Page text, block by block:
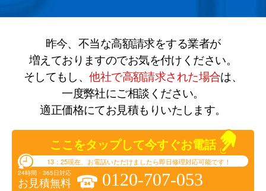
昨今、不当な高額請求をする業者が
増えておりますのでお気を付けください。
そしてもし、他社で高額請求された場合は、
一度弊社にご相談ください。
適正価格にてお見積もりいたします。
ここをタップして今すぐお電話
13：25現在、お電話いただけましたら即日修理対応可能です！
24時間・365日対応
お見積無料 0120-707-053